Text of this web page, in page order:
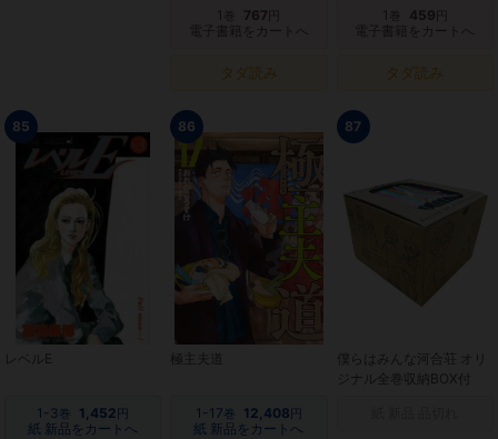
1 767
電子書籍をカートへ
タダ読み
1 459
電子書籍をカートへ
タダ読み
85
レベルE
1-3巻 1,452 円
紙 新品をカートへ
86
極主夫道
1-17巻 12,408 円
紙 新品をカートへ
87
僕らはみんな河合荘 オリ
ジナル全巻収納BOX付